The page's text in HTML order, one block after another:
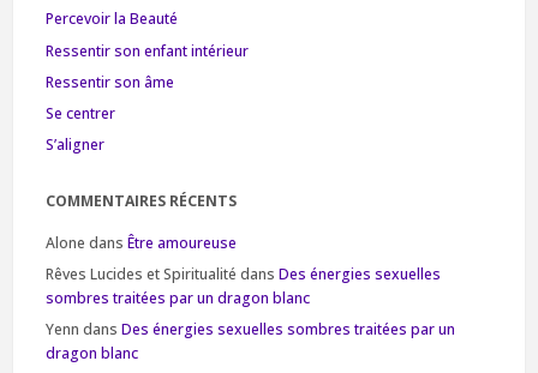
Percevoir la Beauté
Ressentir son enfant intérieur
Ressentir son âme
Se centrer
S’aligner
COMMENTAIRES RÉCENTS
Alone dans Être amoureuse
Rêves Lucides et Spiritualité dans Des énergies sexuelles
sombres traitées par un dragon blanc
Yenn dans Des énergies sexuelles sombres traitées par un
dragon blanc